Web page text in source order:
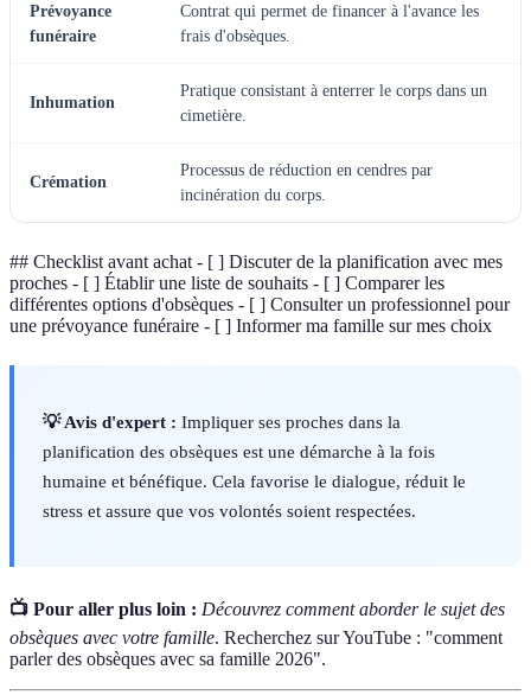
Prévoyance
funéraire
Contrat qui permet de financer à l'avance les
frais d'obsèques.
Inhumation
Pratique consistant à enterrer le corps dans un
cimetière.
Crémation
Processus de réduction en cendres par
incinération du corps.
## Checklist avant achat - [ ] Discuter de la planification avec mes
proches - [ ] Établir une liste de souhaits - [ ] Comparer les
différentes options d'obsèques - [ ] Consulter un professionnel pour
une prévoyance funéraire - [ ] Informer ma famille sur mes choix
💡 Avis d'expert : Impliquer ses proches dans la
planification des obsèques est une démarche à la fois
humaine et bénéfique. Cela favorise le dialogue, réduit le
stress et assure que vos volontés soient respectées.
📺 Pour aller plus loin : Découvrez comment aborder le sujet des
obsèques avec votre famille. Recherchez sur YouTube : "comment
parler des obsèques avec sa famille 2026".